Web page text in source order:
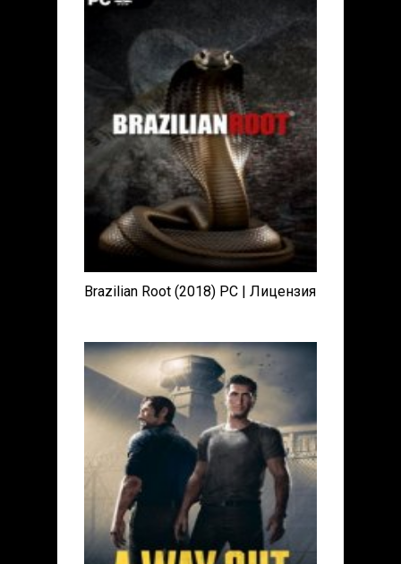
Brazilian Root (2018) PC | Лицензия